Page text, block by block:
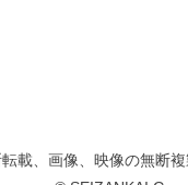
載、画像、映像の無断複